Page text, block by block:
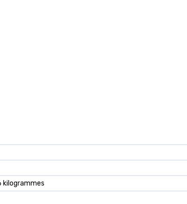
kilogrammes